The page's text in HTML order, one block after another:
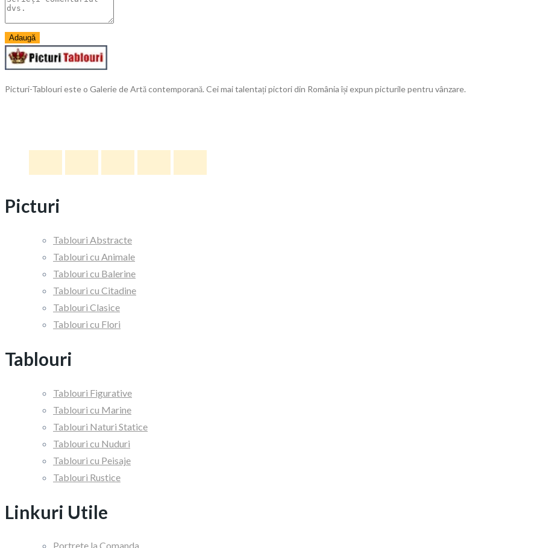
Adaugă
Picturi-Tablouri este o Galerie de Artă contemporană. Cei mai talentați pictori din România își expun picturile pentru vânzare.
Picturi
Tablouri Abstracte
Tablouri cu Animale
Tablouri cu Balerine
Tablouri cu Citadine
Tablouri Clasice
Tablouri cu Flori
Tablouri
Tablouri Figurative
Tablouri cu Marine
Tablouri Naturi Statice
Tablouri cu Nuduri
Tablouri cu Peisaje
Tablouri Rustice
Linkuri Utile
Portrete la Comanda